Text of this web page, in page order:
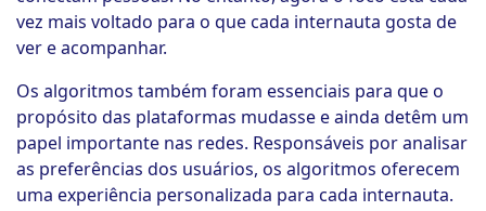
vez mais voltado para o que cada internauta gosta de
ver e acompanhar.
Os algoritmos também foram essenciais para que o
propósito das plataformas mudasse e ainda detêm um
papel importante nas redes. Responsáveis por analisar
as preferências dos usuários, os algoritmos oferecem
uma experiência personalizada para cada internauta.